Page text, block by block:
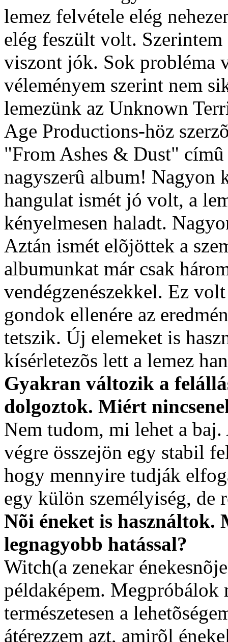
lemez felvétele elég
elég feszült volt.
viszont jók. Sok probléma
véleményem szerint nem
lemezünk az Unknown
Age Productions-höz
"From Ashes & Dust"
nagyszerû album! Nagyon
hangulat ismét jó volt, a
kényelmesen haladt.
Aztán ismét elõjöttek a
albumunkat már csak
vendégzenészekkel. Ez
gondok ellenére az
tetszik. Új elemeket is
kísérletezõs lett a lemez
Gyakran változik a
dolgoztok. Miért
Nem tudom, mi lehet a
végre összejön egy stabil
hogy mennyire tudják
egy külön személyiség, de
Nõi éneket is használtok.
legnagyobb hatással?
Witch(a zenekar
példaképem.
természetesen a
átérezzem azt, amirõl